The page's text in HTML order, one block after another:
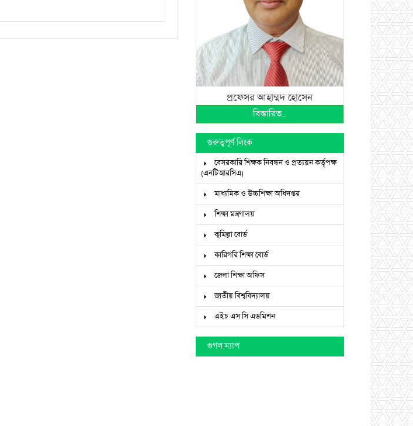
প্রফেসর আহাম্মদ হোসেন
বিস্তারিত...
গুরুত্বপূর্ণ লিংক
বেসরকারি শিক্ষক নিবন্ধন ও প্রত্যয়ন কর্তৃপক্ষ
(এনটিআরসিএ)
মাধ্যমিক ও উচ্চশিক্ষা অধিদপ্তর
শিক্ষা মন্ত্রণালয়
কুমিল্লা বোর্ড
কারিগরি শিক্ষা বোর্ড
জেলা শিক্ষা অফিস
জাতীয় বিশ্ববিদ্যালয়
এইচ এস সি এডমিশন
গুগল ম্যাপ